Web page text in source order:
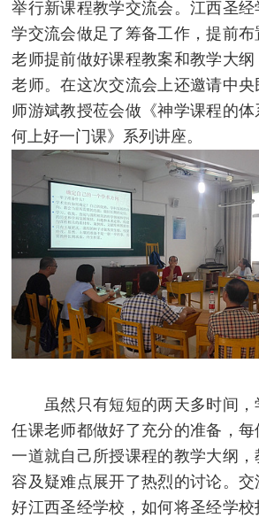
举行新课程教学交流会。江西圣
学交流会做足了筹备工作，提前
老师提前做好课程教案和教学大
老师。在这次交流会上还邀请中
师游斌教授莅会做《神学课程的
何上好一门课》系列讲座。
虽然只有短短的两天多时间，
任课老师都做好了充分的准备，
一道就自己所授课程的教学大纲
容及疑难点展开了热烈的讨论。
好江西圣经学校，如何将圣经学